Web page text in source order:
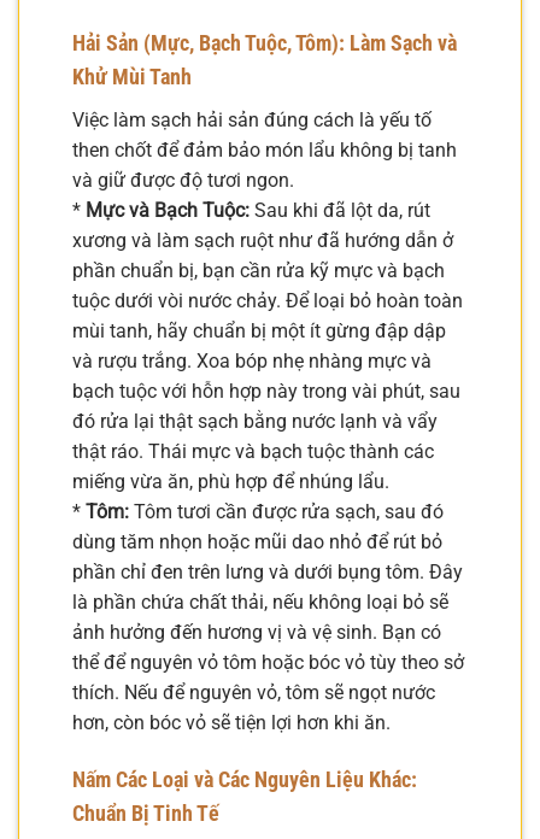
Hải Sản (Mực, Bạch Tuộc, Tôm): Làm Sạch và
Khử Mùi Tanh
Việc làm sạch hải sản đúng cách là yếu tố
then chốt để đảm bảo món lẩu không bị tanh
và giữ được độ tươi ngon.
* Mực và Bạch Tuộc: Sau khi đã lột da, rút
xương và làm sạch ruột như đã hướng dẫn ở
phần chuẩn bị, bạn cần rửa kỹ mực và bạch
tuộc dưới vòi nước chảy. Để loại bỏ hoàn toàn
mùi tanh, hãy chuẩn bị một ít gừng đập dập
và rượu trắng. Xoa bóp nhẹ nhàng mực và
bạch tuộc với hỗn hợp này trong vài phút, sau
đó rửa lại thật sạch bằng nước lạnh và vẩy
thật ráo. Thái mực và bạch tuộc thành các
miếng vừa ăn, phù hợp để nhúng lẩu.
* Tôm: Tôm tươi cần được rửa sạch, sau đó
dùng tăm nhọn hoặc mũi dao nhỏ để rút bỏ
phần chỉ đen trên lưng và dưới bụng tôm. Đây
là phần chứa chất thải, nếu không loại bỏ sẽ
ảnh hưởng đến hương vị và vệ sinh. Bạn có
thể để nguyên vỏ tôm hoặc bóc vỏ tùy theo sở
thích. Nếu để nguyên vỏ, tôm sẽ ngọt nước
hơn, còn bóc vỏ sẽ tiện lợi hơn khi ăn.
Nấm Các Loại và Các Nguyên Liệu Khác:
Chuẩn Bị Tinh Tế